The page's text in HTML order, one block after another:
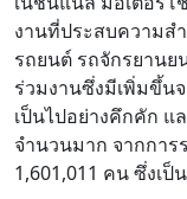
งานที่ประสบความส
รถยนต์ รถจักรยานย
ร่วมงานซึ่งมีเพิ่มขึ้น
เป็นไปอย่างคึกคัก แ
จำนวนมาก จากการ
1,601,011 คน ซึ่งเ